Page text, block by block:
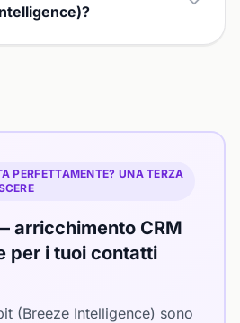
PERFETTAMENTE? UNA TERZA
arricchimento CRM
per i tuoi contatti
(Breeze Intelligence) sono